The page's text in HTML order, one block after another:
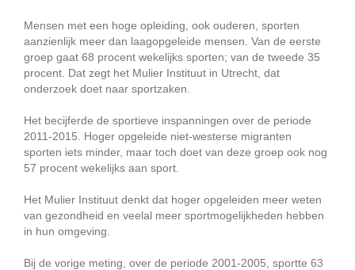
Mensen met een hoge opleiding, ook ouderen, sporten
aanzienlijk meer dan laagopgeleide mensen. Van de eerste
groep gaat 68 procent wekelijks sporten; van de tweede 35
procent. Dat zegt het Mulier Instituut in Utrecht, dat
onderzoek doet naar sportzaken.
Het becijferde de sportieve inspanningen over de periode
2011-2015. Hoger opgeleide niet-westerse migranten
sporten iets minder, maar toch doet van deze groep ook nog
57 procent wekelijks aan sport.
Het Mulier Instituut denkt dat hoger opgeleiden meer weten
van gezondheid en veelal meer sportmogelijkheden hebben
in hun omgeving.
Bij de vorige meting, over de periode 2001-2005, sportte 63